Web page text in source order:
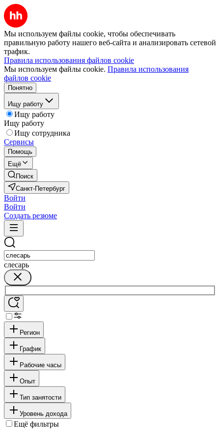
Мы используем файлы cookie, чтобы обеспечивать
правильную работу нашего веб-сайта и анализировать сетевой
трафик.
Правила использования файлов cookie
Мы используем файлы cookie. Правила использования
файлов cookie
Понятно
Ищу работу
Ищу работу
Ищу работу
Ищу сотрудника
Сервисы
Помощь
Ещё
Поиск
Санкт-Петербург
Войти
Войти
Создать резюме
слесарь
Регион
График
Рабочие часы
Опыт
Тип занятости
Уровень дохода
Ещё фильтры